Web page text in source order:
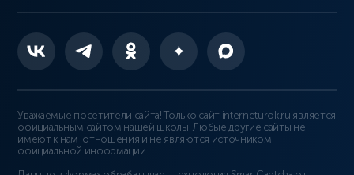
Уважаемые посетители сайта! Только сайт interneturok.ru является
официальным сайтом нашей школы! Любые другие сайты не
имеют к нам отношения и не являются источником
официальной информации.